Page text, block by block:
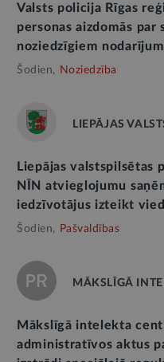
Valsts policija Rīgas
personas aizdomās par
noziedzīgiem
Šodien, Noziedzība
LIEPĀJAS
Liepājas valstspilsētas
NĪN atvieglojumu
iedzīvotājus izteikt
Šodien, Pašvaldības
MĀKSLĪGĀ
Mākslīgā intelekta
administratīvos aktus